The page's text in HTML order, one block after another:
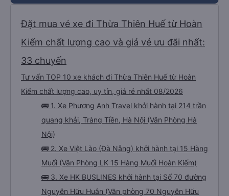
Đặt mua vé xe đi Thừa Thiên Huế từ Hoàn
Kiếm chất lượng cao và giá vé ưu đãi nhất:
33 chuyến
Tư vấn TOP 10 xe khách đi Thừa Thiên Huế từ Hoàn
Kiếm chất lượng cao, uy tín, giá rẻ nhất 08/2026
🚌 1. Xe Phương Anh Travel khởi hành tại 214 trần
quang khải, Tràng Tiền, Hà Nội (Văn Phòng Hà
Nội)
🚌 2. Xe Việt Lào (Đà Nẵng) khởi hành tại 15 Hàng
Muối (Văn Phòng LK 15 Hàng Muối Hoàn Kiếm)
🚌 3. Xe HK BUSLINES khởi hành tại Số 70 đường
Nguyễn Hữu Huân (Văn phòng 70 Nguyễn Hữu